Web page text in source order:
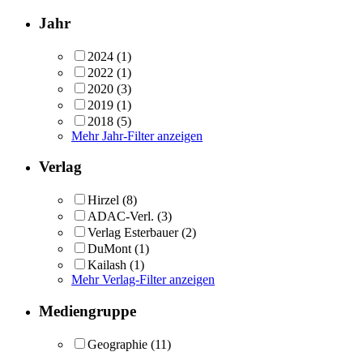
Jahr
2024 (1)
2022 (1)
2020 (3)
2019 (1)
2018 (5)
Mehr Jahr-Filter anzeigen
Verlag
Hirzel (8)
ADAC-Verl. (3)
Verlag Esterbauer (2)
DuMont (1)
Kailash (1)
Mehr Verlag-Filter anzeigen
Mediengruppe
Geographie (11)